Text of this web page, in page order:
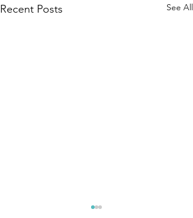
Recent Posts See All